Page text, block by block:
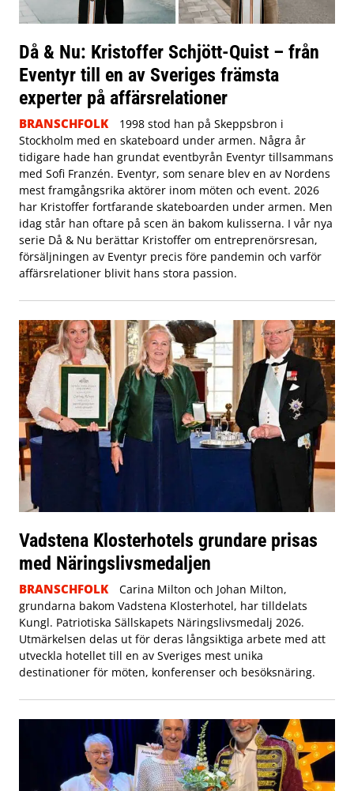
Då & Nu: Kristoffer Schjött-Quist – från
Eventyr till en av Sveriges främsta
experter på affärsrelationer
BRANSCHFOLK
1998 stod han på Skeppsbron i
Stockholm med en skateboard under armen. Några år
tidigare hade han grundat eventbyrån Eventyr tillsammans
med Sofi Franzén. Eventyr, som senare blev en av Nordens
mest framgångsrika aktörer inom möten och event. 2026
har Kristoffer fortfarande skateboarden under armen. Men
idag står han oftare på scen än bakom kulisserna. I vår nya
serie Då & Nu berättar Kristoffer om entreprenörsresan,
försäljningen av Eventyr precis före pandemin och varför
affärsrelationer blivit hans stora passion.
Vadstena Klosterhotels grundare prisas
med Näringslivsmedaljen
BRANSCHFOLK
Carina Milton och Johan Milton,
grundarna bakom Vadstena Klosterhotel, har tilldelats
Kungl. Patriotiska Sällskapets Näringslivsmedalj 2026.
Utmärkelsen delas ut för deras långsiktiga arbete med att
utveckla hotellet till en av Sveriges mest unika
destinationer för möten, konferenser och besöksnäring.